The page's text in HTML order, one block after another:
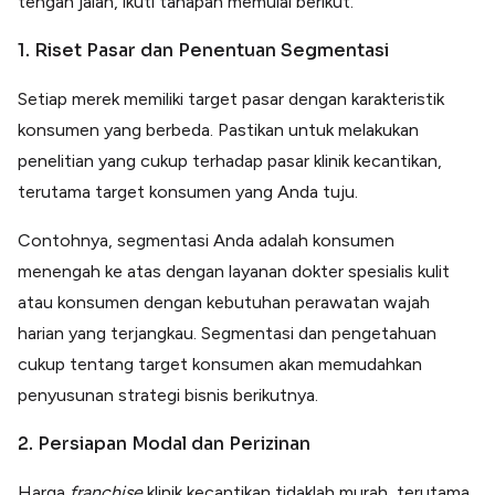
1. Riset Pasar dan Penentuan Segmentasi
Setiap merek memiliki target pasar dengan karakteristik
konsumen yang berbeda. Pastikan untuk melakukan
penelitian yang cukup terhadap pasar klinik kecantikan,
terutama target konsumen yang Anda tuju.
Contohnya, segmentasi Anda adalah konsumen
menengah ke atas dengan layanan dokter spesialis kulit
atau konsumen dengan kebutuhan perawatan wajah
harian yang terjangkau. Segmentasi dan pengetahuan
cukup tentang target konsumen akan memudahkan
penyusunan strategi bisnis berikutnya.
2. Persiapan Modal dan Perizinan